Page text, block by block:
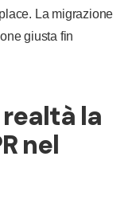
La migrazione
giusta fin
la
nel